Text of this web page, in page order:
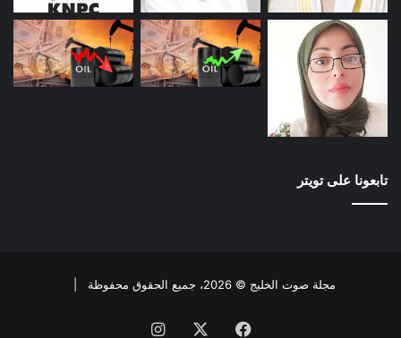
تابعونا على تويتر
مجلة صوت الخليج © 2026، جميع الحقوق محفوظة |
فيسبوك انستقرام